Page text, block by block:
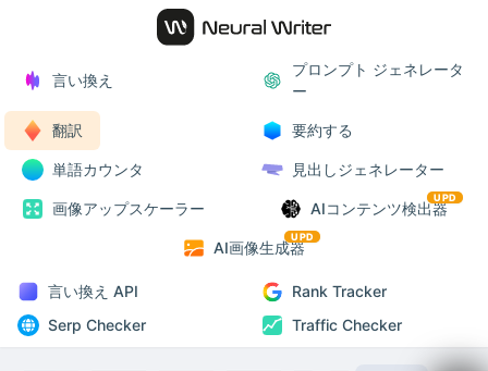
言い換え
プロンプト ジェネレータ
ー
翻訳 要約する
単語カウンタ 見出しジェネレーター
画像アップスケーラー AIコンテンツ検出器
UPD
AI画像生成器
UPD
言い換え API
Rank Tracker
Serp Checker
Traffic Checker